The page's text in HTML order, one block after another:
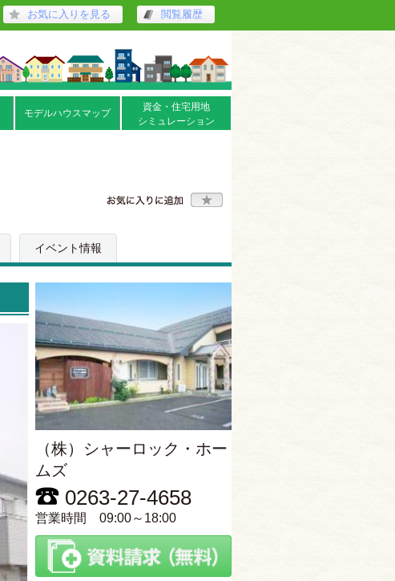
お気に入りを見る 閲覧履歴
モデルハウスマップ
資金・住宅用地
シミュレーション
イベント情報
（株）シャーロック・ホー
ムズ
0263-27-4658
営業時間 09:00～18:00